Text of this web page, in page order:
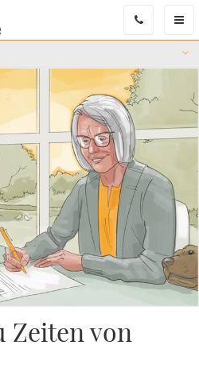
Menü
Zeiten von